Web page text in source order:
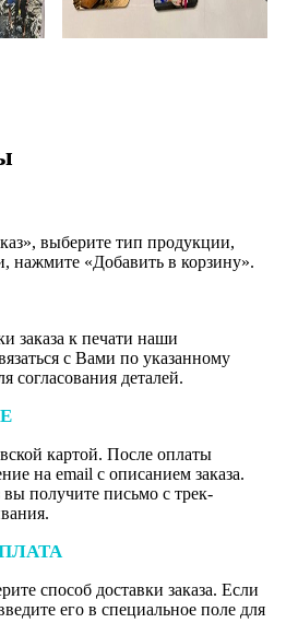
выберите тип продукции,
нажмите «Добавить в корзину».
заказа к печати наши
с Вами по указанному
согласования деталей.
картой. После оплаты
на email с описанием заказа.
вы получите письмо с трек-
способ доставки заказа. Если
его в специальное поле для